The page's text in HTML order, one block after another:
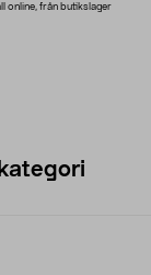
online, från butikslager